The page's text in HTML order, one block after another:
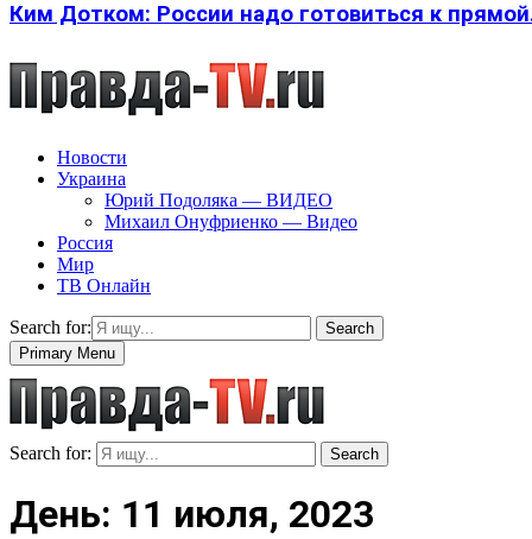
Ким Дотком: России надо готовиться к
Новости
Украина
Юрий Подоляка — ВИДЕО
Михаил Онуфриенко — Видео
Россия
Мир
ТВ Онлайн
Search for:
Search
Primary Menu
Search for: Search
День: 11 июля, 2023